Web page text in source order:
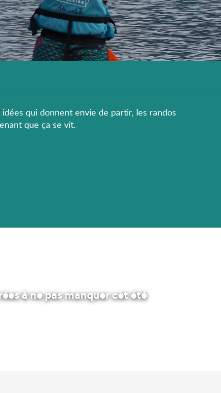
qui donnent envie de partir, les randos
que ça se vit.
à ne pas manquer cet été